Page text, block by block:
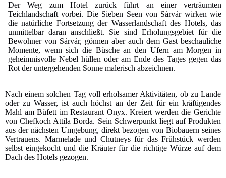
Der Weg zum Hotel zurück führt an einer verträumten
Teichlandschaft vorbei. Die Sieben Seen von Sárvár wirken wie
die natürliche Fortsetzung der Wasserlandschaft des Hotels, das
unmittelbar daran anschließt. Sie sind Erholungsgebiet für die
Bewohner von Sárvár, gönnen aber auch dem Gast beschauliche
Momente, wenn sich die Büsche an den Ufern am Morgen in
geheimnisvolle Nebel hüllen oder am Ende des Tages gegen das
Rot der untergehenden Sonne malerisch abzeichnen.
Nach einem solchen Tag voll erholsamer Aktivitäten, ob zu Lande
oder zu Wasser, ist auch höchst an der Zeit für ein kräftigendes
Mahl am Büfett im Restaurant Onyx. Kreiert werden die Gerichte
von Chefkoch Attila Borda. Sein Schwerpunkt liegt auf Produkten
aus der nächsten Umgebung, direkt bezogen von Biobauern seines
Vertrauens. Marmelade und Chutneys für das Frühstück werden
selbst eingekocht und die Kräuter für die richtige Würze auf dem
Dach des Hotels gezogen.